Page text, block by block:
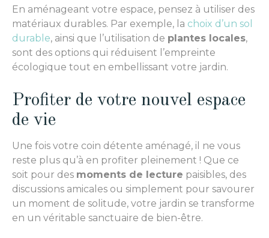
En aménageant votre espace, pensez à utiliser des
matériaux durables. Par exemple, la choix d’un sol
durable, ainsi que l’utilisation de plantes locales,
sont des options qui réduisent l’empreinte
écologique tout en embellissant votre jardin.
Profiter de votre nouvel espace
de vie
Une fois votre coin détente aménagé, il ne vous
reste plus qu’à en profiter pleinement ! Que ce
soit pour des moments de lecture paisibles, des
discussions amicales ou simplement pour savourer
un moment de solitude, votre jardin se transforme
en un véritable sanctuaire de bien-être.